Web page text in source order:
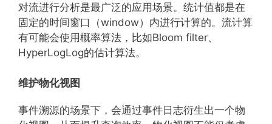
对流进行分析是最广泛的应用场景。统计值都是在
固定的时间窗口（window）内进行计算的。流计算
有可能会使用概率算法，比如Bloom filter、
HyperLogLog的估计算法。
维护物化视图
事件溯源的场景下，会通过事件日志衍生出一个物